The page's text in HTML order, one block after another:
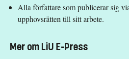
Alla författare som publicerar sig
upphovsrätten till sitt arbete.
Mer om LiU E-Press